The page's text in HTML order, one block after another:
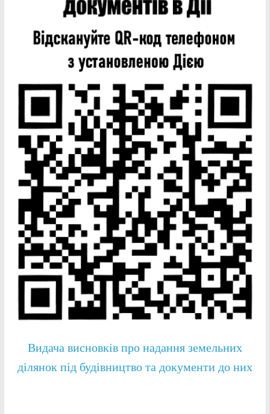
Видача висновків про надання земельних
ділянок під будівництво та документи до них